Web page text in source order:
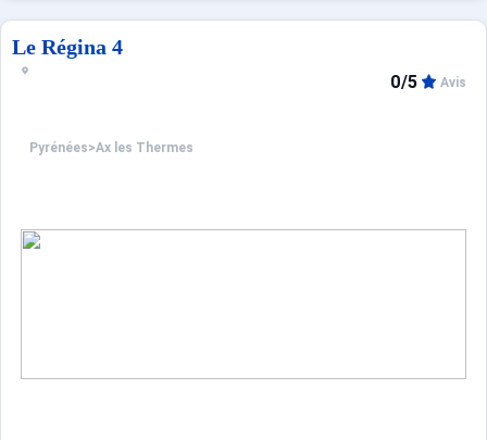
Le Régina 4
Pyrénées>Ax les Thermes
0/5 Avis